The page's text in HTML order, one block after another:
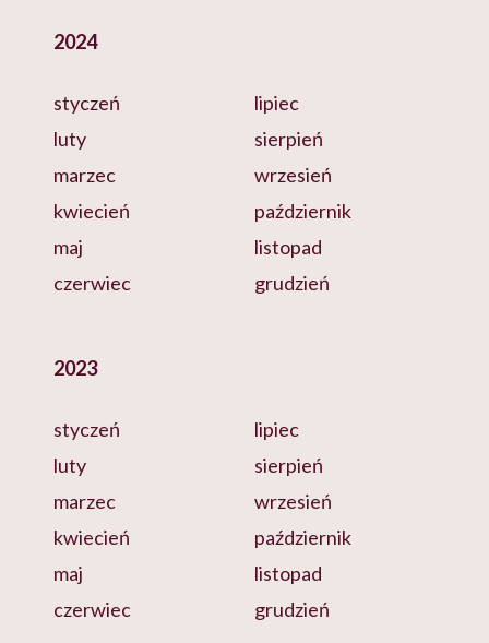
2024
styczeń
luty
marzec
kwiecień
maj
czerwiec
lipiec
sierpień
wrzesień
październik
listopad
grudzień
2023
styczeń
luty
marzec
kwiecień
maj
czerwiec
lipiec
sierpień
wrzesień
październik
listopad
grudzień